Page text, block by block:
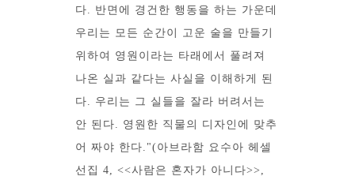
다. 반면에 경건한 행동을 하는 가운데
우리는 모든 순간이 고운 술을 만들기
위하여 영원이라는 타래에서 풀려져
나온 실과 같다는 사실을 이해하게 된
다. 우리는 그 실들을 잘라 버려서는
안 된다. 영원한 직물의 디자인에 맞추
어 짜야 한다."(아브라함 요수아 헤셀
선집 4, <<사람은 혼자가 아니다>>,